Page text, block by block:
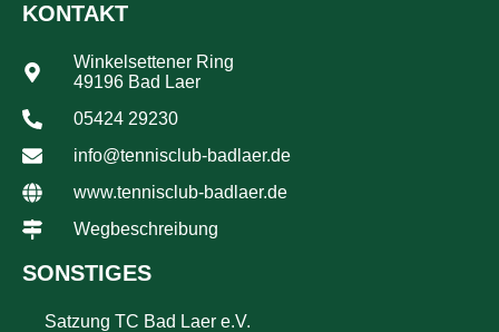
KONTAKT
Winkelsettener Ring
49196 Bad Laer
05424 29230
info@tennisclub-badlaer.de
www.tennisclub-badlaer.de
Wegbeschreibung
SONSTIGES
Satzung TC Bad Laer e.V.